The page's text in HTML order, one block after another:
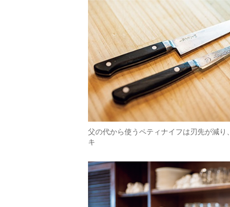
父の代から使うペティナイフは刃先が減
キ